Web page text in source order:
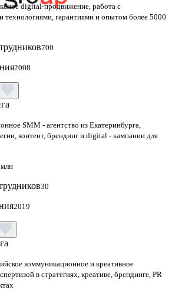
digital-продвижение, работа с
технологиями, гарантиями и опытом более 5000
700
2008
SMM - агентство из Екатеринбурга,
контент, брендинг и digital - кампании для
30
2019
коммуникационное и креативное
в стратегиях, креативе, брендинге, PR